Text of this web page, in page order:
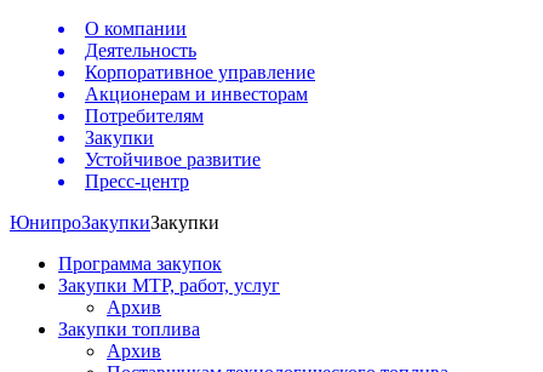
О компании
Деятельность
Корпоративное управление
Акционерам и инвесторам
Потребителям
Закупки
Устойчивое развитие
Пресс-центр
ЮнипроЗакупкиЗакупки
Программа закупок
Закупки МТР, работ, услуг
Архив
Закупки топлива
Архив